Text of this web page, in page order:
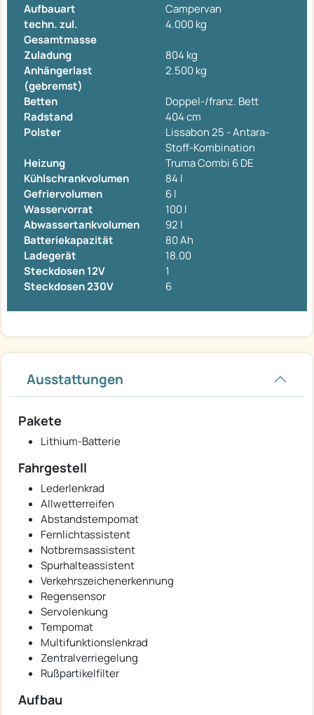
Aufbauart
Campervan
techn. zul.
Gesamtmasse
4.000 kg
Zuladung
804 kg
Anhängerlast
(gebremst)
2.500 kg
Betten
Doppel-/franz. Bett
Radstand
404 cm
Polster
Lissabon 25 - Antara-
Stoff-Kombination
Heizung
Truma Combi 6 DE
Kühlschrankvolumen
84 l
Gefriervolumen
6 l
Wasservorrat
100 l
Abwassertankvolumen
92 l
Batteriekapazität
80 Ah
Ladegerät
18.00
Steckdosen 12V
1
Steckdosen 230V
6
Ausstattungen
Pakete
Lithium-Batterie
Fahrgestell
Lederlenkrad
Allwetterreifen
Abstandstempomat
Fernlichtassistent
Notbremsassistent
Spurhalteassistent
Verkehrszeichenerkennung
Regensensor
Servolenkung
Tempomat
Multifunktionslenkrad
Zentralverriegelung
Rußpartikelfilter
Aufbau